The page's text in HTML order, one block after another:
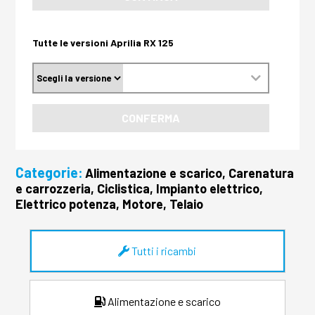
Tutte le versioni Aprilia RX 125
CONFERMA
Categorie: Alimentazione e scarico, Carenatura
e carrozzeria, Ciclistica, Impianto elettrico,
Elettrico potenza, Motore, Telaio
Tutti i ricambi
Alimentazione e scarico